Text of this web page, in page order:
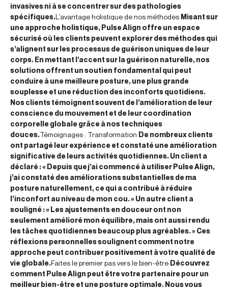
invasives ni à se concentrer sur des pathologies
spécifiques.L’avantage holistique de nos méthodes Misant sur
une approche holistique, Pulse Align offre un espace
sécurisé où les clients peuvent explorer des méthodes qui
s’alignent sur les processus de guérison uniques de leur
corps. En mettant l’accent sur la guérison naturelle, nos
solutions offrent un soutien fondamental qui peut
conduire à une meilleure posture, une plus grande
souplesse et une réduction des inconforts quotidiens.
Nos clients témoignent souvent de l’amélioration de leur
conscience du mouvement et de leur coordination
corporelle globale grâce à nos techniques
douces.Témoignages : Transformation De nombreux clients
ont partagé leur expérience et constaté une amélioration
significative de leurs activités quotidiennes. Un client a
déclaré : « Depuis que j’ai commencé à utiliser Pulse Align,
j’ai constaté des améliorations substantielles de ma
posture naturellement, ce qui a contribué à réduire
l’inconfort au niveau de mon cou. » Un autre client a
souligné : « Les ajustements en douceur ont non
seulement amélioré mon équilibre, mais ont aussi rendu
les tâches quotidiennes beaucoup plus agréables. » Ces
réflexions personnelles soulignent comment notre
approche peut contribuer positivement à votre qualité de
vie globale.Faites le premier pas vers le bien-être Découvrez
comment Pulse Align peut être votre partenaire pour un
meilleur bien-être et une posture optimale. Nous vous